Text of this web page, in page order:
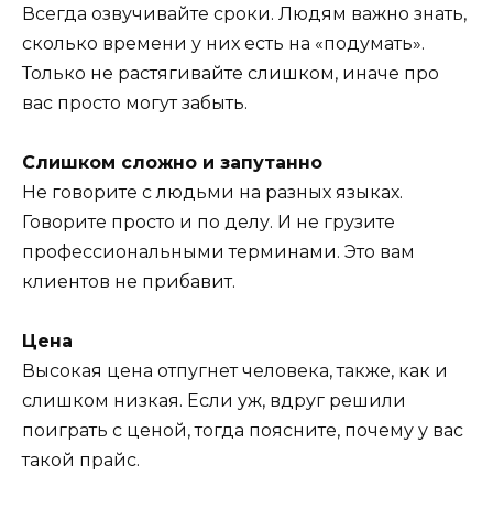
Всегда озвучивайте сроки. Людям важно знать,
сколько времени у них есть на «подумать».
Только не растягивайте слишком, иначе про
вас просто могут забыть.
Слишком сложно и запутанно
Не говорите с людьми на разных языках.
Говорите просто и по делу. И не грузите
профессиональными терминами. Это вам
клиентов не прибавит.
Цена
Высокая цена отпугнет человека, также, как и
слишком низкая. Если уж, вдруг решили
поиграть с ценой, тогда поясните, почему у вас
такой прайс.